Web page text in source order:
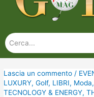
Lascia un commento /
LUXURY,Golf, LIBRI, Moda,
TECNOLOGY & ENERGY,